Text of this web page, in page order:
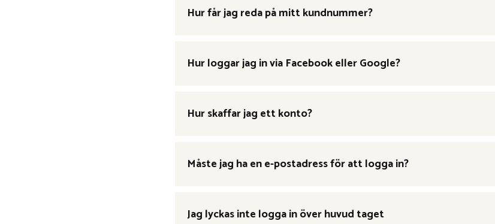
Hur får jag reda på mitt kundnummer?
Hur loggar jag in via Facebook eller Google?
Hur skaffar jag ett konto?
Måste jag ha en e-postadress för att logga in?
Jag lyckas inte logga in över huvud taget